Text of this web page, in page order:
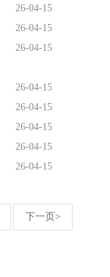
26-04-15
26-04-15
26-04-15
26-04-15
26-04-15
26-04-15
26-04-15
26-04-15
下一页>